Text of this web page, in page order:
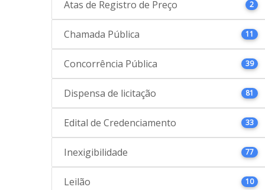
Atas de Registro de Preço 2
Chamada Pública 11
Concorrência Pública 39
Dispensa de licitação 81
Edital de Credenciamento 33
Inexigibilidade 77
Leilão 10